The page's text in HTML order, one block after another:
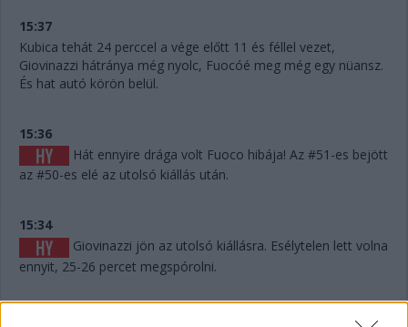
15:37
Kubica tehát 24 perccel a vége előtt 11 és féllel vezet,
Giovinazzi hátránya még nyolc, Fuocóé meg még egy nüansz.
És hat autó körön belül.
15:36
Hát ennyire drága volt Fuoco hibája! Az #51-es bejött
az #50-es elé az utolsó kiállás után.
15:34
Giovinazzi jön az utolsó kiállásra. Esélytelen lett volna
ennyit, 25-26 percet megspórolni.